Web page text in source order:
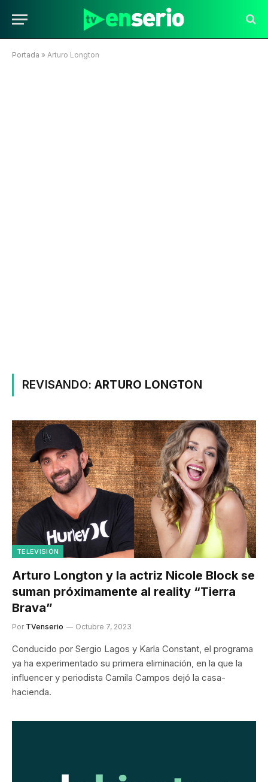
Portada » Arturo Longton
REVISANDO:ARTURO LONGTON
TELEVISIÓN
Arturo Longton y la actriz Nicole Block se
suman próximamente al reality “Tierra
Brava”
Por TVenserio Octubre 7, 2023
Conducido por Sergio Lagos y Karla Constant, el programa
ya ha experimentado su primera eliminación, en la que la
influencer y periodista Camila Campos dejó la casa-
hacienda.